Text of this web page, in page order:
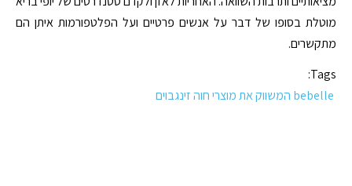
מוטלת בסופו של דבר על אנשים פרטיים ועל הפלטפורמות איתן הם
מתקשרים.
Tags:
bebelle המשווק את מוצרי חוה זינגבוים